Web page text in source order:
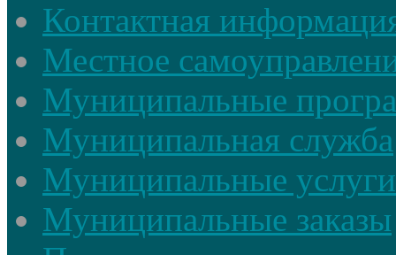
Контактная
Местное
Муниципальные
Муниципальная служба
Муниципальные услуги
Муниципальные заказы